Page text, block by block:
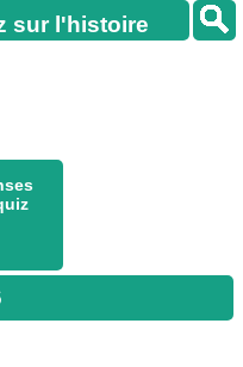
sur l'histoire